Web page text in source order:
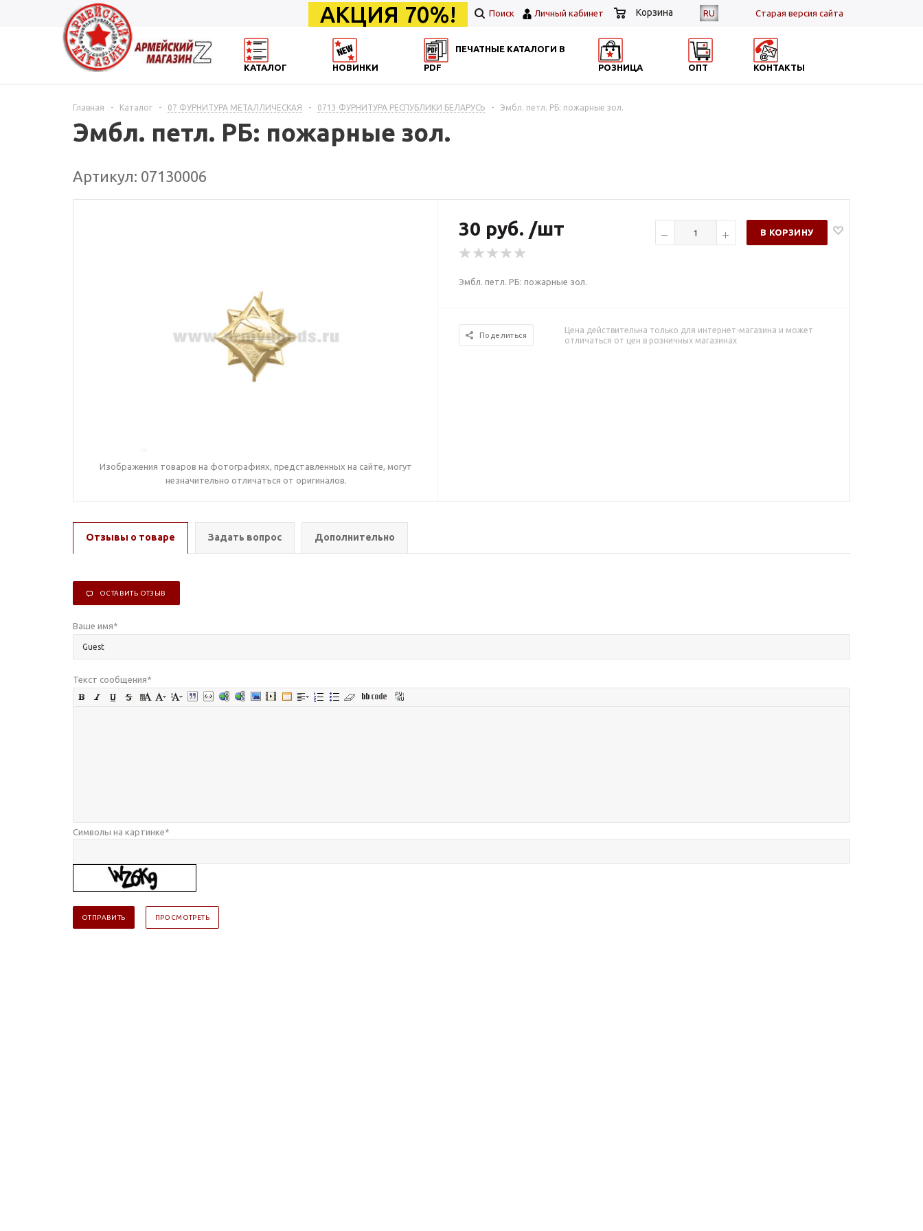
RU Cтарая версия сайта
АКЦИЯ 70%! Поиск Личный кабинет Корзина
КАТАЛОГ НОВИНКИ
ПЕЧАТНЫЕ КАТАЛОГИ В
PDF
РОЗНИЦА ОПТ КОНТАКТЫ
Главная - Каталог - 07 ФУРНИТУРА МЕТАЛЛИЧЕСКАЯ - 0713 ФУРНИТУРА РЕСПУБЛИКИ БЕЛАРУСЬ - Эмбл. петл. РБ: пожарные зол.
Эмбл. петл. РБ: пожарные зол.
Артикул: 07130006
Изображения товаров на фотографиях, представленных на сайте, могут
незначительно отличаться от оригиналов.
30 руб. /шт В КОРЗИНУ
Эмбл. петл. РБ: пожарные зол.
Поделиться
Цена действительна только для интернет-магазина и может
отличаться от цен в розничных магазинах
Отзывы о товаре Задать вопрос Дополнительно
ОСТАВИТЬ ОТЗЫВ
Ваше имя*
Текст сообщения*
Символы на картинке*